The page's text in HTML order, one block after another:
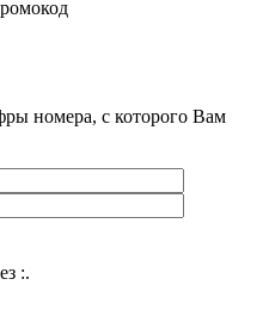
номера, с которого Вам
:.